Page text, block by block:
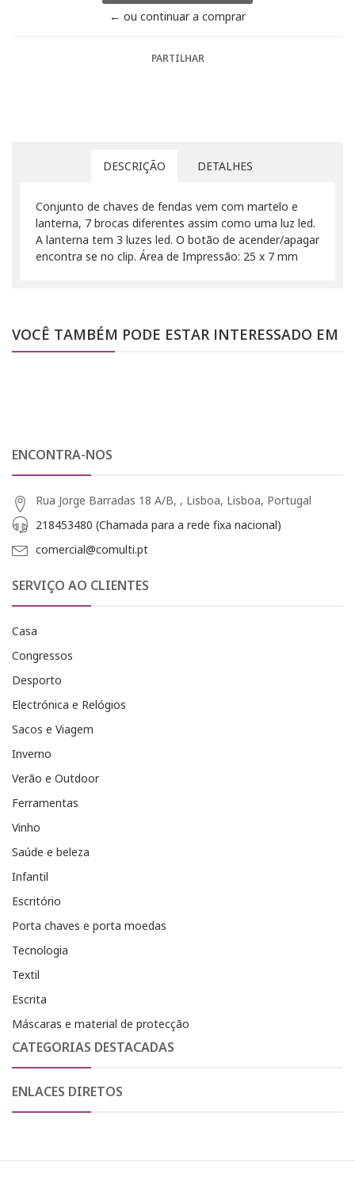
← ou continuar a comprar
PARTILHAR
DESCRIÇÃO DETALHES
Conjunto de chaves de fendas vem com martelo e
lanterna, 7 brocas diferentes assim como uma luz led.
A lanterna tem 3 luzes led. O botão de acender/apagar
encontra se no clip. Área de Impressão: 25 x 7 mm
VOCÊ TAMBÉM PODE ESTAR INTERESSADO EM
ENCONTRA-NOS
Rua Jorge Barradas 18 A/B, , Lisboa, Lisboa, Portugal
218453480 (Chamada para a rede fixa nacional)
comercial@comulti.pt
SERVIÇO AO CLIENTES
Casa
Congressos
Desporto
Electrónica e Relógios
Sacos e Viagem
Inverno
Verão e Outdoor
Ferramentas
Vinho
Saúde e beleza
Infantil
Escritório
Porta chaves e porta moedas
Tecnologia
Textil
Escrita
Máscaras e material de protecção
CATEGORIAS DESTACADAS
ENLACES DIRETOS